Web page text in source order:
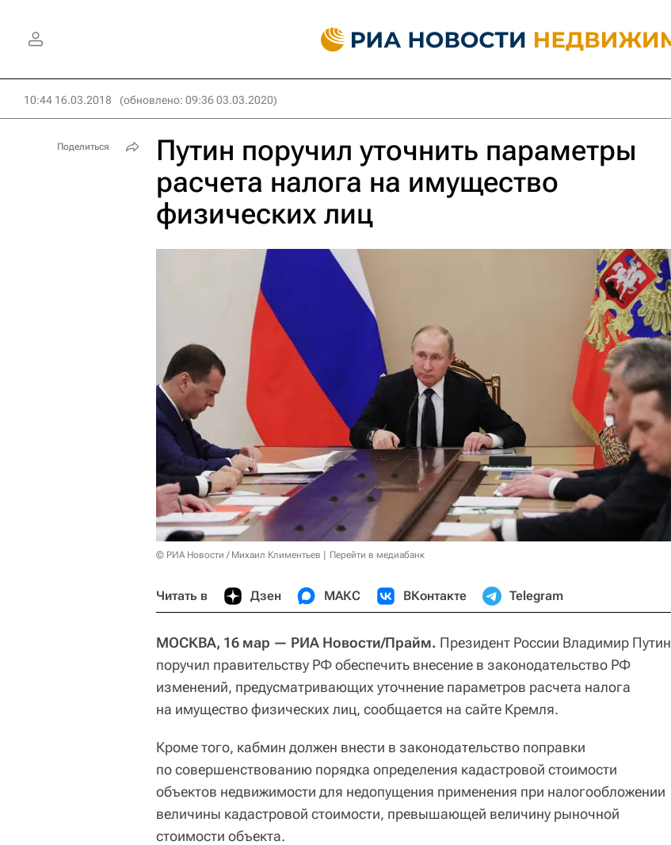
10:44 16.03.2018 (обновлено: 09:36 03.03.2020)
Путин поручил уточнить параметры
расчета налога на имущество
физических лиц
© РИА Новости / Михаил Климентьев Перейти в медиабанк
Читать в Дзен МАКС ВКонтакте Telegram
МОСКВА, 16 мар — РИА Новости/Прайм. Президент России Владимир Путин
поручил правительству РФ обеспечить внесение в законодательство РФ
изменений, предусматривающих уточнение параметров расчета налога
на имущество физических лиц, сообщается на сайте Кремля.
Кроме того, кабмин должен внести в законодательство поправки
по совершенствованию порядка определения кадастровой стоимости
объектов недвижимости для недопущения применения при налогообложении
величины кадастровой стоимости, превышающей величину рыночной
стоимости объекта.
Поделиться